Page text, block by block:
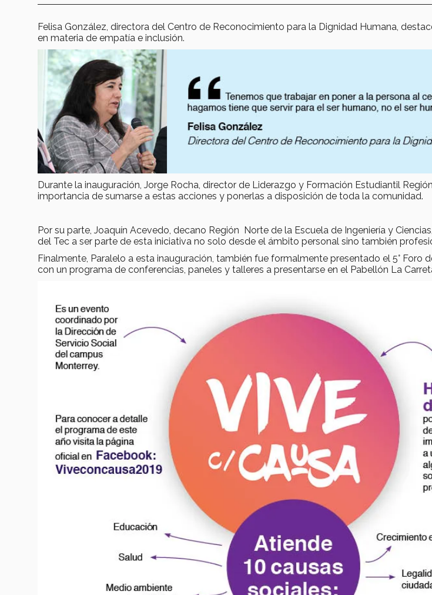
Felisa González, directora del Centro de Reconocimiento para la Dignidad Humana,
en materia de empatía e inclusión.
Durante la inauguración, Jorge Rocha, director de Liderazgo y Formación Estudiantil
importancia de sumarse a estas acciones y ponerlas a disposición de toda la comunidad.
Por su parte, Joaquín Acevedo, decano Región Norte de la Escuela de Ingeniería y
del Tec a ser parte de esta iniciativa no solo desde el ámbito personal sino también
Finalmente, Paralelo a esta inauguración, también fue formalmente presentado el 5° Foro
con un programa de conferencias, paneles y talleres a presentarse en el Pabellón La